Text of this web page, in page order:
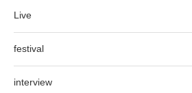
Live
festival
interview